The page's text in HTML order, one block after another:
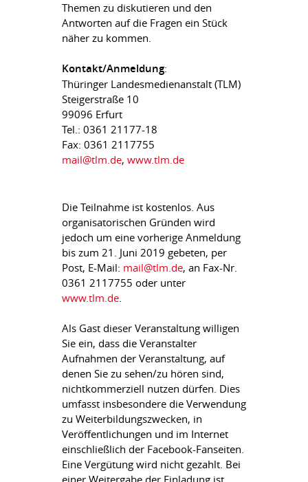
Themen zu diskutieren und den
Antworten auf die Fragen ein Stück
näher zu kommen.
Kontakt/Anmeldung:
Thüringer Landesmedienanstalt (TLM)
Steigerstraße 10
99096 Erfurt
Tel.: 0361 21177-18
Fax: 0361 2117755
mail@tlm.de, www.tlm.de
Die Teilnahme ist kostenlos. Aus
organisatorischen Gründen wird
jedoch um eine vorherige Anmeldung
bis zum 21. Juni 2019 gebeten, per
Post, E-Mail: mail@tlm.de, an Fax-Nr.
0361 2117755 oder unter
www.tlm.de.
Als Gast dieser Veranstaltung willigen
Sie ein, dass die Veranstalter
Aufnahmen der Veranstaltung, auf
denen Sie zu sehen/zu hören sind,
nichtkommerziell nutzen dürfen. Dies
umfasst insbesondere die Verwendung
zu Weiterbildungszwecken, in
Veröffentlichungen und im Internet
einschließlich der Facebook-Fanseiten.
Eine Vergütung wird nicht gezahlt. Bei
einer Weitergabe der Einladung ist